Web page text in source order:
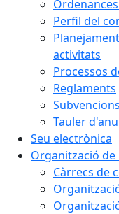
Perfil del
activitats
Processos
Reglaments
Subvencions
Tauler
Seu electrònica
Organització de
Càrrecs de